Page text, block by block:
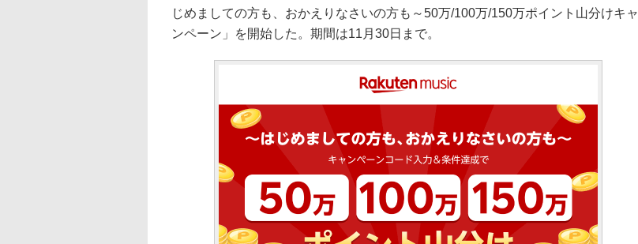
じめましての方も、おかえりなさいの方も～50万/100万/150万ポイント山分けキャ
ンペーン」を開始した。期間は11月30日まで。